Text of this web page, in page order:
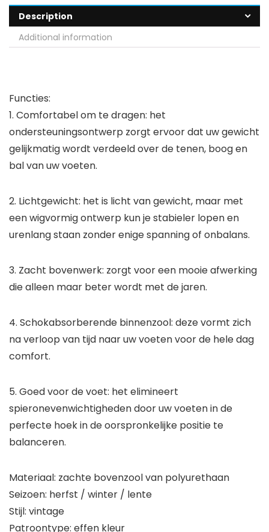
Description
Additional information
Functies:
1. Comfortabel om te dragen: het
ondersteuningsontwerp zorgt ervoor dat uw gewicht
gelijkmatig wordt verdeeld over de tenen, boog en
bal van uw voeten.
2. Lichtgewicht: het is licht van gewicht, maar met
een wigvormig ontwerp kun je stabieler lopen en
urenlang staan ​​zonder enige spanning of onbalans.
3. Zacht bovenwerk: zorgt voor een mooie afwerking
die alleen maar beter wordt met de jaren.
4. Schokabsorberende binnenzool: deze vormt zich
na verloop van tijd naar uw voeten voor de hele dag
comfort.
5. Goed voor de voet: het elimineert
spieronevenwichtigheden door uw voeten in de
perfecte hoek in de oorspronkelijke positie te
balanceren.
Materiaal: zachte bovenzool van polyurethaan
Seizoen: herfst / winter / lente
Stijl: vintage
Patroontype: effen kleur